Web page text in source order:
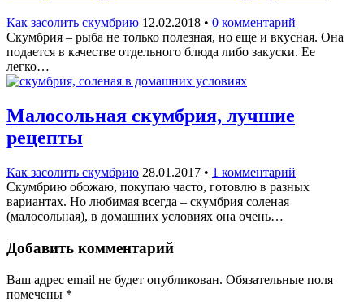
Как засолить скумбрию 12.02.2018 • 0 комментарий
Скумбрия – рыба не только полезная, но еще и вкусная. Она
подается в качестве отдельного блюда либо закуски. Ее
легко…
Малосольная скумбрия, лучшие
рецепты
Как засолить скумбрию 28.01.2017 • 1 комментарий
Скумбрию обожаю, покупаю часто, готовлю в разных
вариантах. Но любимая всегда – скумбрия соленая
(малосольная), в домашних условиях она очень…
Добавить комментарий
Ваш адрес email не будет опубликован. Обязательные поля
помечены *